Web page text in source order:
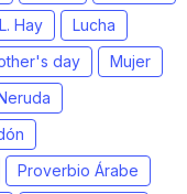
Hay
Lucha
day
Mujer
Proverbio Árabe